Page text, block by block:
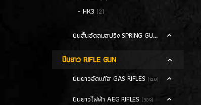
- HK3 (2)
ปืนสั้นอัดลมสปริง SPRING GUN (13)
ปืนยาว RIFLE GUN
ปืนยาวอัดแก๊ส GAS RIFLES (128)
ปืนยาวไฟฟ้า AEG RIFLES (309)